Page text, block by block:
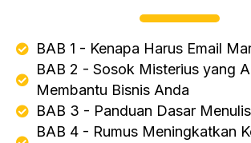
BAB 1 - Kenapa Harus Email
BAB 2 - Sosok Misterius yang
Membantu Bisnis Anda
BAB 3 - Panduan Dasar
BAB 4 - Rumus Meningkatkan